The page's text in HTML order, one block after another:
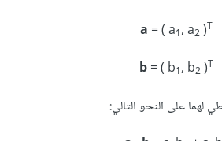
a = ( a1, a2)T‪
b= ( b1, b2)T
لهما على النحو التالي: